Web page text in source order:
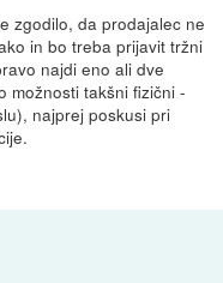
zgodilo, da prodajalec ne
in bo treba prijavit tržni
najdi eno ali dve
možnosti takšni fizični -
najprej poskusi pri